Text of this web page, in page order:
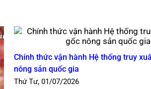
Chính thức vận hành Hệ thống truy
nông sản quốc gia
Thứ Tư, 01/07/2026